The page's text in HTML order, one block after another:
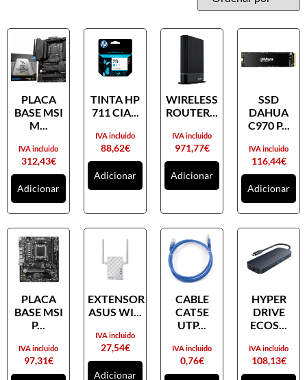
PLACA
BASE MSI
M...
312,43€
IVA incluido
Adicionar
TINTA HP
711 CIA...
88,62€
IVA incluido
Adicionar
WIRELESS
ROUTER...
971,77€
IVA incluido
Adicionar
SSD
DAHUA
C970 P...
116,44€
IVA incluido
Adicionar
PLACA
BASE MSI
P...
97,31€
IVA incluido
EXTENSOR
ASUS WI...
27,54€
IVA incluido
Adicionar
CABLE
CAT5E
UTP...
0,76€
IVA incluido
HYPER
DRIVE
ECOS...
108,13€
IVA incluido